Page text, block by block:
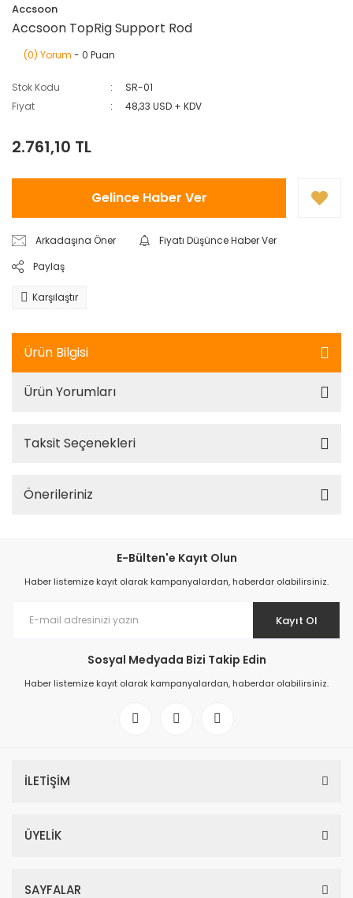
Accsoon
Accsoon TopRig Support Rod
(0) Yorum - 0 Puan
Stok Kodu
SR-01
Fiyat
48,33 USD + KDV
2.761,10 TL
Gelince Haber Ver
Arkadaşına Öner
Fiyatı Düşünce Haber Ver
Paylaş
Karşılaştır
Ürün Bilgisi
Ürün Yorumları
Taksit Seçenekleri
Önerileriniz
E-Bülten'e Kayıt Olun
Haber listemize kayıt olarak kampanyalardan, haberdar olabilirsiniz.
Kayıt Ol
Sosyal Medyada Bizi Takip Edin
Haber listemize kayıt olarak kampanyalardan, haberdar olabilirsiniz.
İLETİŞİM
ÜYELİK
SAYFALAR